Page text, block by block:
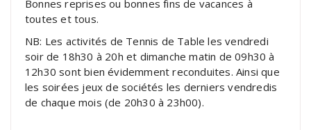
Bonnes reprises ou bonnes fins de vacances à
toutes et tous.
NB: Les activités de Tennis de Table les vendredi
soir de 18h30 à 20h et dimanche matin de 09h30 à
12h30 sont bien évidemment reconduites. Ainsi que
les soirées jeux de sociétés les derniers vendredis
de chaque mois (de 20h30 à 23h00).